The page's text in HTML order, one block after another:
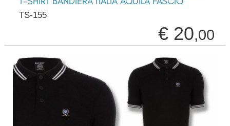
TS-155
€ 20,00